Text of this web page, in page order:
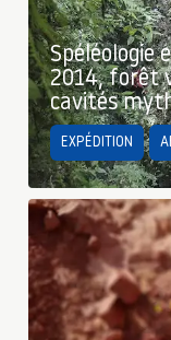
Spéléologie
2014, forêt
cavités
EXPÉDITION